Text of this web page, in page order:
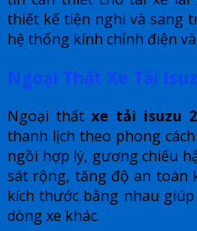
thiết kế tiện nghi và sang
hệ thống kính chỉnh điện
Ngoại Thất Xe Tải
Ngoại thất xe tải isuzu
thanh lịch theo phong
ngồi hợp lý, gương chiếu
sát rộng, tăng độ an toàn
kích thước bằng nhau
dòng xe khác.